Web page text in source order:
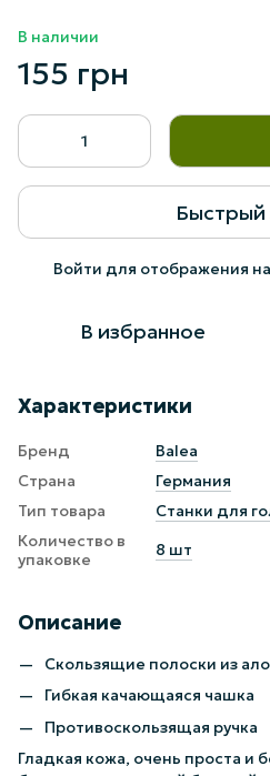
В наличии
155 грн
Быстрый
Войти для отображения
В избранное
Характеристики
Бренд
Balea
Страна
Германия
Тип товара
Станки для
Количество в
упаковке
8 шт
Описание
Скользящие полоски из
Гибкая качающаяся чашка
Противоскользящая ручка
Гладкая кожа, очень проста и